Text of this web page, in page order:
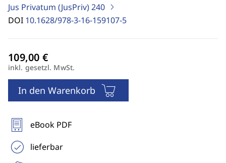
Jus Privatum (JusPriv)240
DOI 10.1628/978-3-16-159107-5
inkl. gesetzl. MwSt.
In den Warenkorb
eBook PDF
lieferbar